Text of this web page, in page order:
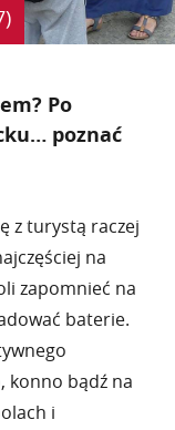
Po
poznać
z turystą raczej
na
zapomnieć na
baterie.
konno bądź na
i